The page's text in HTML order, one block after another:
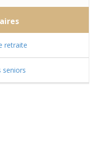
retraite
seniors